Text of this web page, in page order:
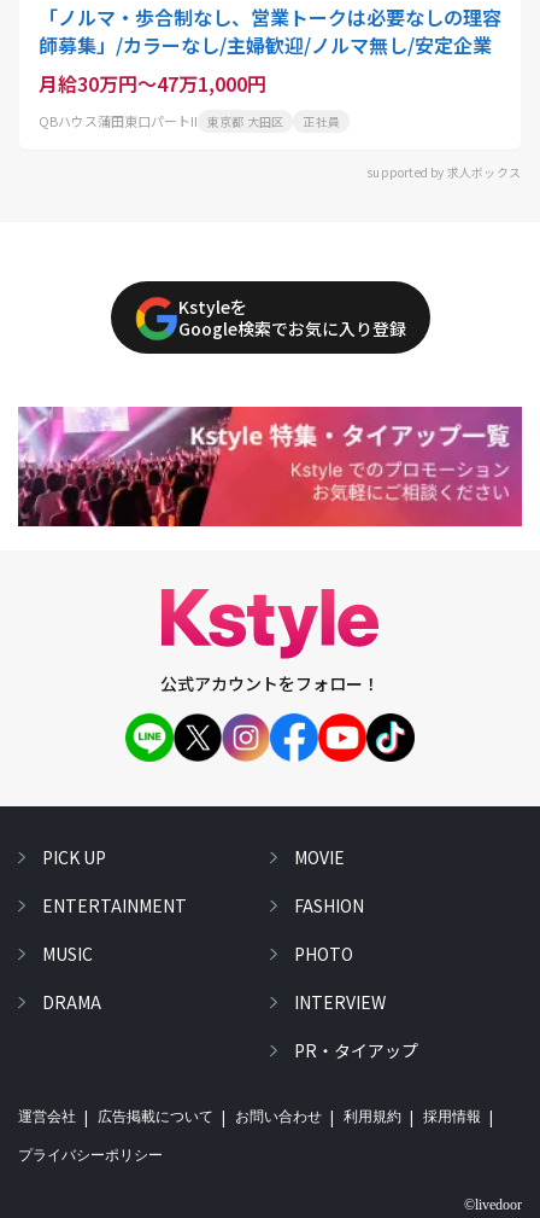
「ノルマ・歩合制なし、営業トークは必要なしの理容
師募集」/カラーなし/主婦歓迎/ノルマ無し/安定企業
月給30万円～47万1,000円
QBハウス蒲田東口パートII 東京都 大田区 正社員
supported by 求人ボックス
Kstyleを
Google検索でお気に入り登録
公式アカウントをフォロー！
PICK UP
ENTERTAINMENT
MUSIC
DRAMA
MOVIE
FASHION
PHOTO
INTERVIEW
PR・タイアップ
運営会社 広告掲載について お問い合わせ 利用規約 採用情報
プライバシーポリシー
©livedoor